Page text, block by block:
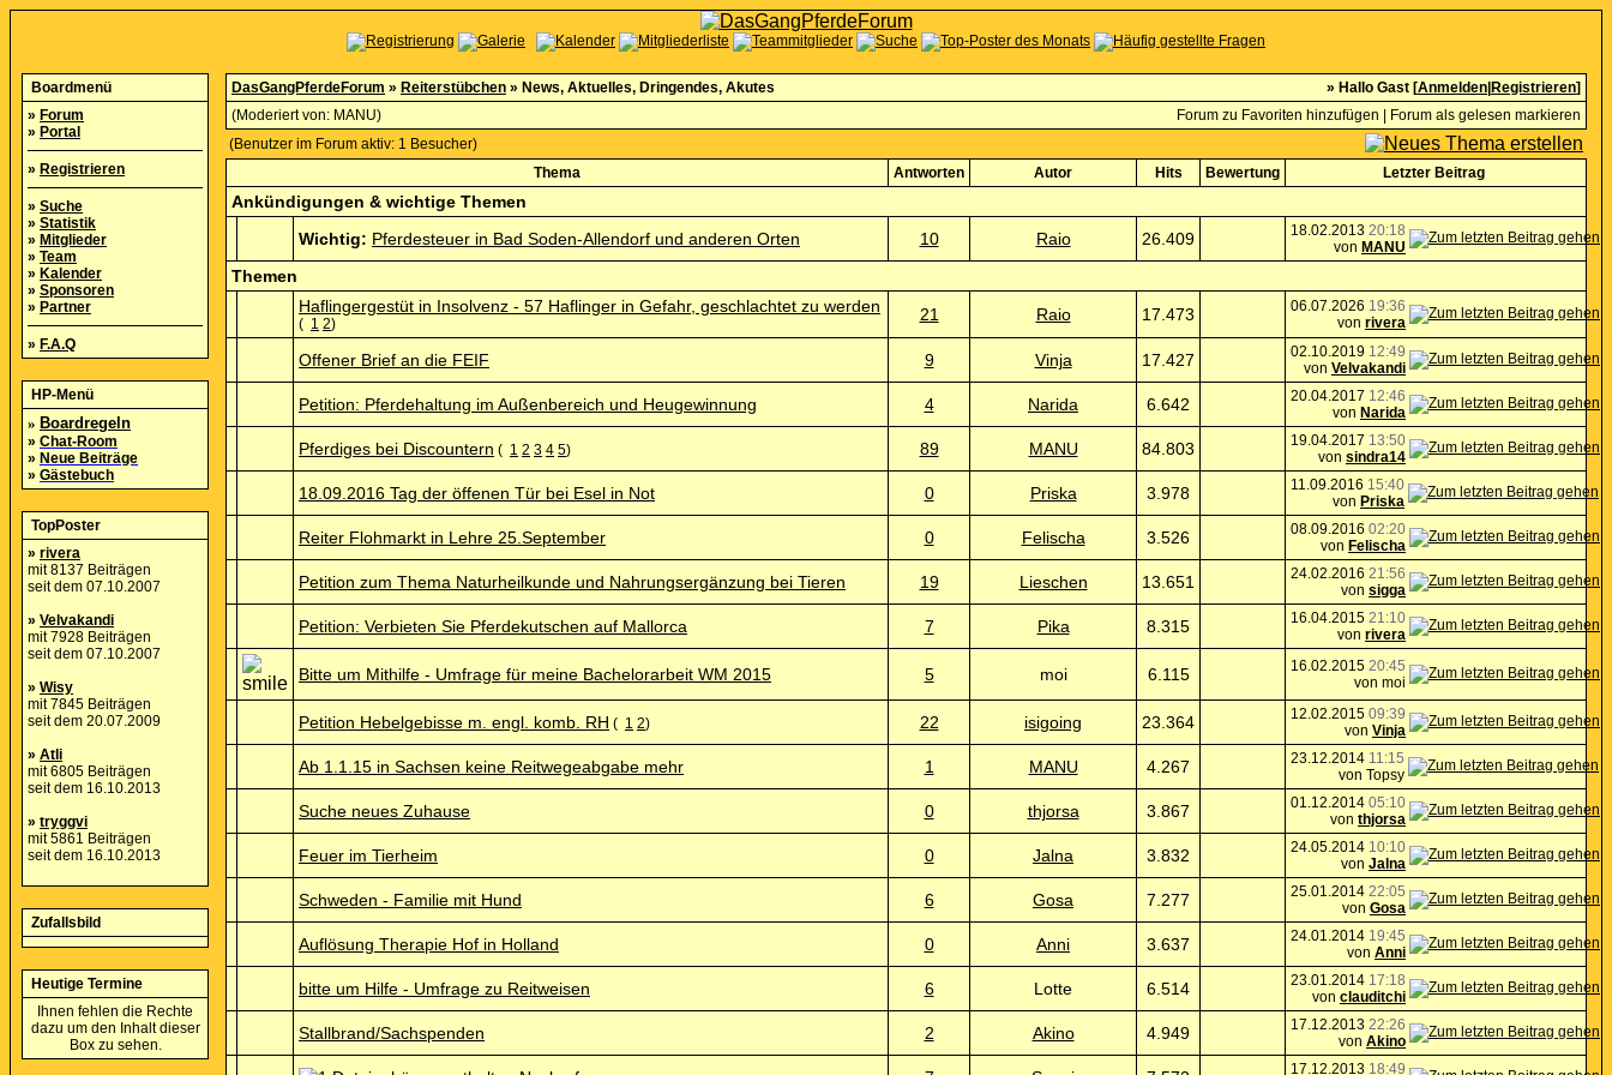
Boardmenü
» Forum
» Portal
» Registrieren
» Suche
» Statistik
» Mitglieder
» Team
» Kalender
» Sponsoren
» Partner
» F.A.Q
HP-Menü
» Boardregeln
» Chat-Room
» Neue Beiträge
» Gästebuch
TopPoster
» rivera
mit 8137 Beiträgen
seit dem 07.10.2007
» Velvakandi
mit 7928 Beiträgen
seit dem 07.10.2007
» Wisy
mit 7845 Beiträgen
seit dem 20.07.2009
» Atli
mit 6805 Beiträgen
seit dem 16.10.2013
» tryggvi
mit 5861 Beiträgen
seit dem 16.10.2013
Zufallsbild
Heutige Termine
Ihnen fehlen die Rechte
dazu um den Inhalt dieser
Box zu sehen.
DasGangPferdeForum » Reiterstübchen » News, Aktuelles, Dringendes, Akutes » Hallo Gast [Anmelden Registrieren]
(Moderiert von: MANU) Forum zu Favoriten hinzufügen
Forum als gelesen markieren
(Benutzer im Forum aktiv: 1 Besucher)
Thema
Antworten Autor Hits Bewertung Letzter Beitrag
Ankündigungen & wichtige Themen
Wichtig: Pferdesteuer in Bad Soden-Allendorf und anderen Orten 10 Raio 26.409 18.02.2013 20:18
von MANU
Themen
Haflingergestüt in Insolvenz - 57 Haflinger in Gefahr, geschlachtet zu werden
( 1 2) 21 Raio 17.473 06.07.2026 19:36
von rivera
Offener Brief an die FEIF 9 Vinja 17.427 02.10.2019 12:49
von Velvakandi
Petition: Pferdehaltung im Außenbereich und Heugewinnung 4 Narida 6.642 20.04.2017 12:46
von Narida
Pferdiges bei Discountern ( 1 2 3 4 5) 89 MANU 84.803 19.04.2017 13:50
von sindra14
18.09.2016 Tag der öffenen Tür bei Esel in Not 0 Priska 3.978 11.09.2016 15:40
von Priska
Reiter Flohmarkt in Lehre 25.September 0 Felischa 3.526 08.09.2016 02:20
von Felischa
Petition zum Thema Naturheilkunde und Nahrungsergänzung bei Tieren 19 Lieschen 13.651 24.02.2016 21:56
von sigga
Petition: Verbieten Sie Pferdekutschen auf Mallorca 7 Pika 8.315 16.04.2015 21:10
von rivera
Bitte um Mithilfe - Umfrage für meine Bachelorarbeit WM 2015 5 moi 6.115 16.02.2015 20:45
von moi
Petition Hebelgebisse m. engl. komb. RH ( 1 2) 22 isigoing 23.364 12.02.2015 09:39
von Vinja
Ab 1.1.15 in Sachsen keine Reitwegeabgabe mehr 1 MANU 4.267 23.12.2014 11:15
von Topsy
Suche neues Zuhause 0 thjorsa 3.867 01.12.2014 05:10
von thjorsa
Feuer im Tierheim 0 Jalna 3.832 24.05.2014 10:10
von Jalna
Schweden - Familie mit Hund 6 Gosa 7.277 25.01.2014 22:05
von Gosa
Auflösung Therapie Hof in Holland 0 Anni 3.637 24.01.2014 19:45
von Anni
bitte um Hilfe - Umfrage zu Reitweisen 6 Lotte 6.514 23.01.2014 17:18
von clauditchi
Stallbrand/Sachspenden 2 Akino 4.949 17.12.2013 22:26
von Akino
17.12.2013 18:49